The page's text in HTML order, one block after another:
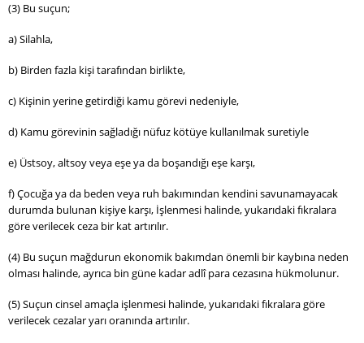
(3) Bu suçun;
a) Silahla,
b) Birden fazla kişi tarafından birlikte,
c) Kişinin yerine getirdiği kamu görevi nedeniyle,
d) Kamu görevinin sağladığı nüfuz kötüye kullanılmak suretiyle
e) Üstsoy, altsoy veya eşe ya da boşandığı eşe karşı,
f) Çocuğa ya da beden veya ruh bakımından kendini savunamayacak
durumda bulunan kişiye karşı, İşlenmesi halinde, yukarıdaki fıkralara
göre verilecek ceza bir kat artırılır.
(4) Bu suçun mağdurun ekonomik bakımdan önemli bir kaybına neden
olması halinde, ayrıca bin güne kadar adlî para cezasına hükmolunur.
(5) Suçun cinsel amaçla işlenmesi halinde, yukarıdaki fıkralara göre
verilecek cezalar yarı oranında artırılır.